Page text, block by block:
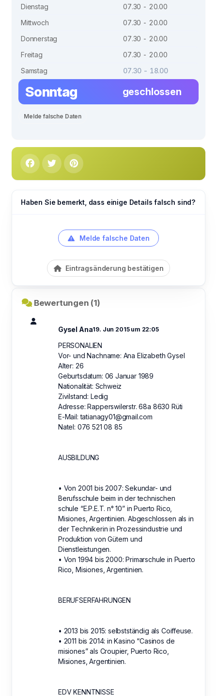
Dienstag
07.30 - 20.00
Mittwoch
07.30 - 20.00
Donnerstag
07.30 - 20.00
Freitag
07.30 - 20.00
Samstag
07.30 - 18.00
Sonntag geschlossen
Melde falsche Daten
Haben Sie bemerkt, dass einige Details falsch sind?
Melde falsche Daten
Eintragsänderung bestätigen
Bewertungen (1)
Gysel Ana19. Jun 2015 um 22:05
PERSONALIEN
Vor- und Nachname: Ana Elizabeth Gysel
Alter: 26
Geburtsdatum: 06 Januar 1989
Nationalität: Schweiz
Zivilstand: Ledig
Adresse: Rapperswilerstr. 68a 8630 Rüti
E-Mail:tatianagy01@gmail.com
Natel: 076 521 08 85
AUSBILDUNG
• Von 2001 bis 2007: Sekundar- und
Berufsschule beim in der technischen
schule “E.P.E.T. n° 10” in Puerto Rico,
Misiones, Argentinien. Abgeschlossen als in
der Technikerin in Prozessindustrie und
Produktion von Gütern und
Dienstleistungen.
• Von 1994 bis 2000: Primarschule in Puerto
Rico, Misiones, Argentinien.
BERUFSERFAHRUNGEN
• 2013 bis 2015: selbstständig als Coiffeuse.
• 2011 bis 2014: in Kasino “Casinos de
misiones” als Croupier, Puerto Rico,
Misiones, Argentinien.
EDV KENNTNISSE